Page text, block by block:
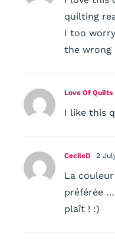
quilting
I too
the wrong
Love Of Quilts
I like this
CecileD 2
La
préférée
plaît ! :)